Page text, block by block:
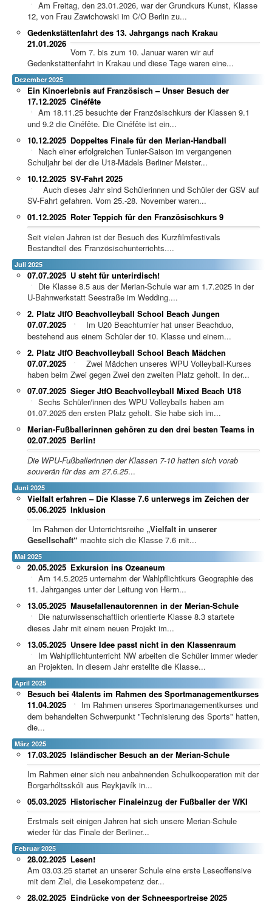
Am Freitag, den 23.01.2026, war der Grundkurs Kunst, Klasse
12, von Frau Zawichowski im C/O Berlin zu...
Gedenkstättenfahrt des 13. Jahrgangs nach Krakau
21.01.2026
Vom 7. bis zum 10. Januar waren wir auf
Gedenkstättenfahrt in Krakau und diese Tage waren eine...
Dezember 2025
Ein Kinoerlebnis auf Französisch – Unser Besuch der
Cinéfête
17.12.2025
Am 18.11.25 besuchte der Französischkurs der Klassen 9.1
und 9.2 die Cinéfête. Die Cinéfête ist ein...
Doppeltes Finale für den Merian-Handball
10.12.2025
Nach einer erfolgreichen Tunier-Saison im vergangenen
Schuljahr bei der die U18-Mädels Berliner Meister...
SV-Fahrt 2025
10.12.2025
Auch dieses Jahr sind Schülerinnen und Schüler der GSV auf
SV-Fahrt gefahren. Vom 25.-28. November waren...
Roter Teppich für den Französischkurs 9
01.12.2025
Seit vielen Jahren ist der Besuch des Kurzfilmfestivals
Bestandteil des Französischunterrichts....
Juli 2025
U steht für unterirdisch!
07.07.2025
Die Klasse 8.5 aus der Merian-Schule war am 1.7.2025 in der
U-Bahnwerkstatt Seestraße im Wedding....
2. Platz JtfO Beachvolleyball School Beach Jungen
07.07.2025
Im U20 Beachturnier hat unser Beachduo,
bestehend aus einem Schüler der 10. Klasse und einem...
2. Platz JtfO Beachvolleyball School Beach Mädchen
07.07.2025
Zwei Mädchen unseres WPU Volleyball-Kurses
haben beim Zwei gegen Zwei den zweiten Platz geholt. In der...
Sieger JtfO Beachvolleyball Mixed Beach U18
07.07.2025
Sechs Schüler/innen des WPU Volleyballs haben am
01.07.2025 den ersten Platz geholt. Sie habe sich im...
Merian-Fußballerinnen gehören zu den drei besten Teams in
Berlin!
02.07.2025
Die WPU-Fußballerinnen der Klassen 7-10 hatten sich vorab
souverän für das am 27.6.25...
Juni 2025
Vielfalt erfahren – Die Klasse 7.6 unterwegs im Zeichen der
Inklusion
05.06.2025
Im Rahmen der Unterrichtsreihe „Vielfalt in unserer
Gesellschaft“ machte sich die Klasse 7.6 mit...
Mai 2025
Exkursion ins Ozeaneum
20.05.2025
Am 14.5.2025 unternahm der Wahlpflichtkurs Geographie des
11. Jahrganges unter der Leitung von Herrn...
Mausefallenautorennen in der Merian-Schule
13.05.2025
Die naturwissenschaftlich orientierte Klasse 8.3 startete
dieses Jahr mit einem neuen Projekt im...
Unsere Idee passt nicht in den Klassenraum
13.05.2025
Im Wahlpflichtunterricht NW arbeiten die Schüler immer wieder
an Projekten. In diesem Jahr erstellte die Klasse...
April 2025
Besuch bei 4talents im Rahmen des Sportmanagementkurses
11.04.2025
Im Rahmen unseres Sportmanagementkurses und
dem behandelten Schwerpunkt "Technisierung des Sports" hatten,
die...
März 2025
Isländischer Besuch an der Merian-Schule
17.03.2025
Im Rahmen einer sich neu anbahnenden Schulkooperation mit der
Borgarhóltsskóli aus Reykjavík in...
Historischer Finaleinzug der Fußballer der WKI
05.03.2025
Erstmals seit einigen Jahren hat sich unsere Merian-Schule
wieder für das Finale der Berliner...
Februar 2025
Lesen!
28.02.2025
Am 03.03.25 startet an unserer Schule eine erste Leseoffensive
mit dem Ziel, die Lesekompetenz der...
Eindrücke von der Schneesportreise 2025
28.02.2025